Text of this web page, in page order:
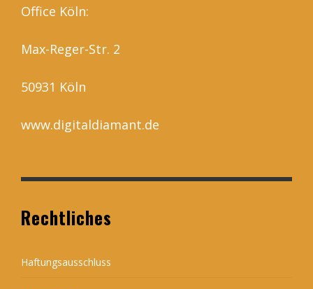
Office Köln:
Max-Reger-Str. 2
50931 Köln
www.digitaldiamant.de
Rechtliches
Haftungsausschluss